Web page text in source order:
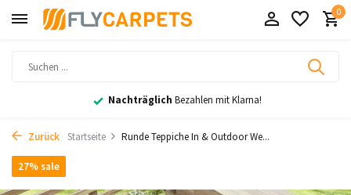
0
Nachträglich Bezahlen mit Klarna!
Zurück Startseite Runde Teppiche In & Outdoor We...
27% sale